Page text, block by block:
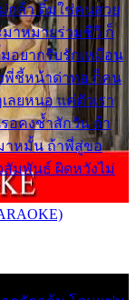
กล้า ติ๋มใช่คนสวย
มาหมายร่วมชีวี ก็
อยากรับรักเหมือน
พี่ชี้หน้าด่าทอ ก็คน
ลยหนอ แค่ตัวเรา
อคงช้ำสักวัน ถ้า
าหมั้น ถ้าพี่สู่ขอ
สัมพันธ์ ผิดหวังไม่